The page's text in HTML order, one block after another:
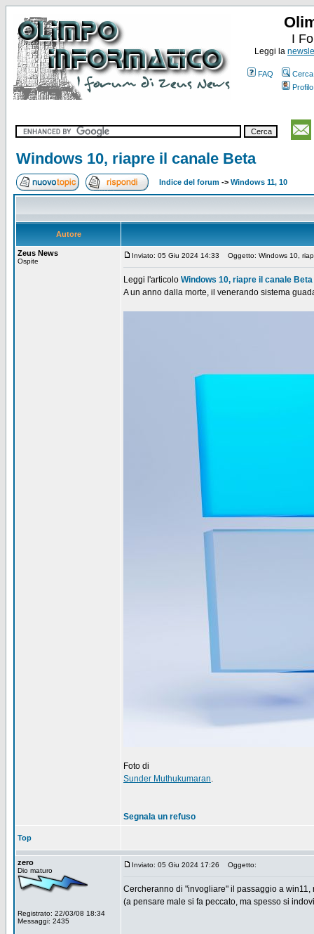
I
Leggi la
FAQ
Cerca
Profilo
Windows 10, riapre il canale Beta
Indice del forum -> Windows 11, 10
Autore
Zeus News
Ospite
Inviato: 05 Giu 2024 14:33 Oggetto: Windows 10,
Leggi l'articolo Windows 10, riapre il canale Beta
A un anno dalla morte, il venerando sistema
Foto di
Sunder Muthukumaran.
Segnala un refuso
Top
zero
Dio maturo
Registrato: 22/03/08 18:34
Messaggi: 2435
Inviato: 05 Giu 2024 17:26 Oggetto:
Cercheranno di "invogliare" il passaggio a
(a pensare male si fa peccato, ma spesso si